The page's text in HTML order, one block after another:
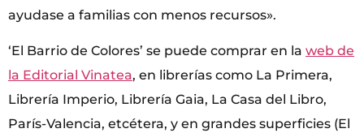
ayudase a familias con menos recursos».
‘El Barrio de Colores’ se puede comprar en la web de
la Editorial Vinatea, en librerías como La Primera,
Librería Imperio, Librería Gaia, La Casa del Libro,
París-Valencia, etcétera, y en grandes superficies (El